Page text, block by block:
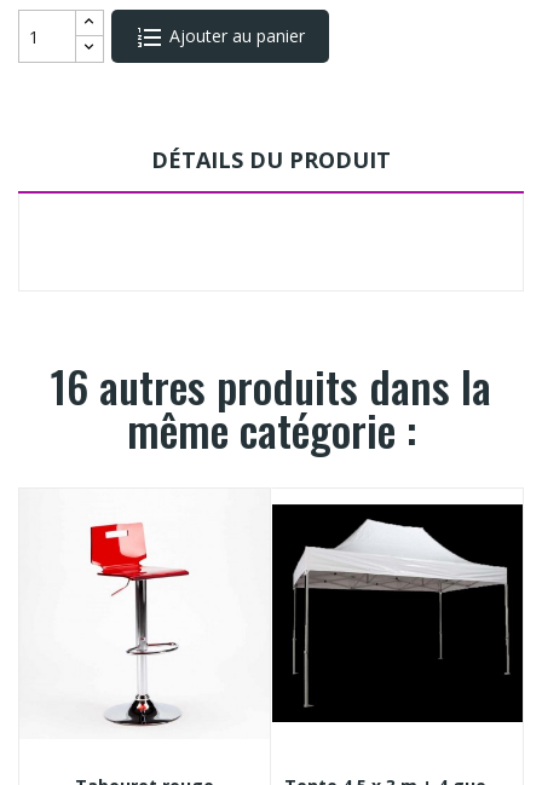
Ajouter au panier
DÉTAILS DU PRODUIT
16 autres produits dans la
même catégorie :